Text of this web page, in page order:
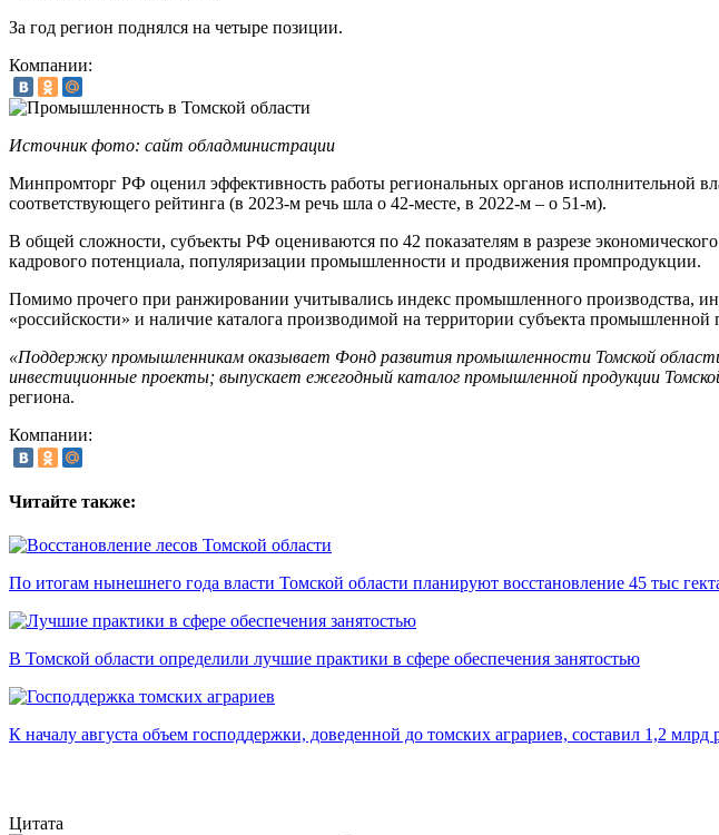
За год регион поднялся на четыре позиции.
Компании:
Источник фото: сайт обладминистрации
Минпромторг РФ оценил эффективность работы региональных органов исполнительной
соответствующего рейтинга (в 2023-м речь шла о 42-месте, в 2022-м – о 51-м).
В общей сложности, субъекты РФ оцениваются по 42 показателям в разрезе
кадрового потенциала, популяризации промышленности и продвижения промпродукции.
Помимо прочего при ранжировании учитывались индекс промышленного производства,
«российскости» и наличие каталога производимой на территории субъекта промышленной
«Поддержку промышленникам оказывает Фонд развития промышленности Томской
инвестиционные проекты; выпускает ежегодный каталог промышленной продукции
региона.
Компании:
Читайте также:
По итогам нынешнего года власти Томской области планируют восстановление 45 тыс
В Томской области определили лучшие практики в сфере обеспечения занятостью
К началу августа объем господдержки, доведенной до томских аграриев, составил 1,2 млрд
Цитата